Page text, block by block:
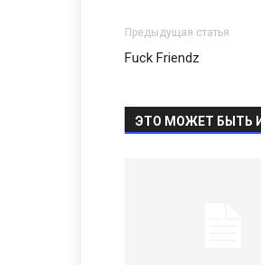
Предыдущая статья
Fuck Friendz
ЭТО МОЖЕТ БЫТЬ